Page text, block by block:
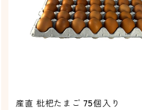
産直 枇杷たまご 75個入り